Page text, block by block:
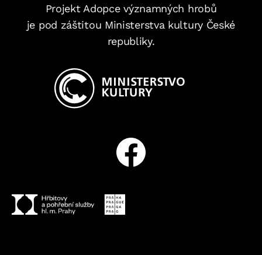
Projekt Adopce významných hrobů
je pod záštitou Ministerstva kultury České
republiky.
Facebook